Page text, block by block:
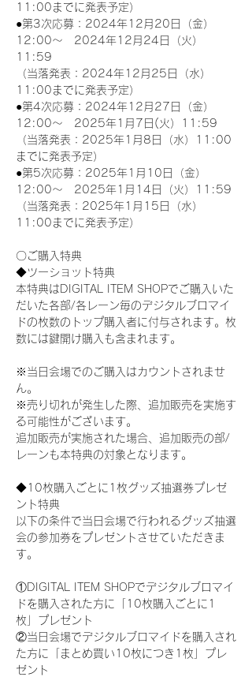
11:00までに発表予定）
●第3次応募：2024年12月20日（金）
12:00～　2024年12月24日（火）
11:59
（当落発表：2024年12月25日（水）
11:00までに発表予定）
●第4次応募：2024年12月27日（金）
12:00～　2025年1月7日(火）11:59
（当落発表：2025年1月8日（水）11:00
までに発表予定）
●第5次応募：2025年1月10日（金）
12:00～　2025年1月14日（火）11:59
（当落発表：2025年1月15日（水）
11:00までに発表予定）
〇ご購入特典
◆ツーショット特典
本特典はDIGITAL ITEM SHOPでご購入いた
だいた各部/各レーン毎のデジタルブロマイ
ドの枚数のトップ購入者に付与されます。枚
数には鍵開け購入も含まれます。
※当日会場でのご購入はカウントされませ
ん。
※売り切れが発生した際、追加販売を実施す
る可能性がございます。
追加販売が実施された場合、追加販売の部/
レーンも本特典の対象となります。
◆10枚購入ごとに1枚グッズ抽選券プレゼ
ント特典
以下の条件で当日会場で行われるグッズ抽選
会の参加券をプレゼントさせていただきま
す。
①DIGITAL ITEM SHOPでデジタルブロマイ
ドを購入された方に「10枚購入ごとに1
枚」プレゼント
②当日会場でデジタルブロマイドを購入され
た方に「まとめ買い10枚につき1枚」プレ
ゼント